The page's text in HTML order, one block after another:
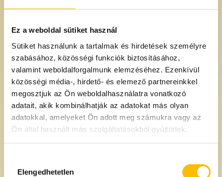
Ez a weboldal sütiket használ
Sütiket használunk a tartalmak és hirdetések személyre
szabásához, közösségi funkciók biztosításához,
valamint weboldalforgalmunk elemzéséhez. Ezenkívül
közösségi média-, hirdető- és elemező partnereinkkel
megosztjuk az Ön weboldalhasználatra vonatkozó
adatait, akik kombinálhatják az adatokat más olyan
adatokkal, amelyeket Ön adott meg számukra vagy az
Ön által használt más szolgáltatásokból gyűjtöttek.
kiválasztása
Elengedhetetlen
AKCIÓS
napraforgómag
Darált pörkölt pekándió